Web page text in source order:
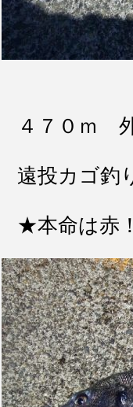
４７０ｍ
遠投カゴ釣
★本命は赤